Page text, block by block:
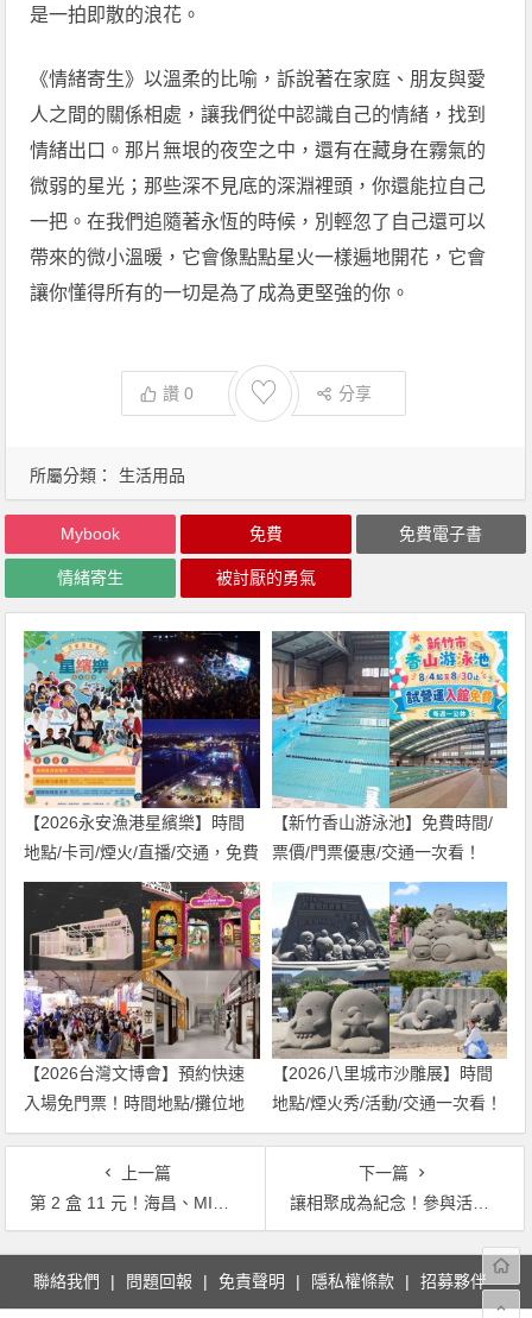
是一拍即散的浪花。
《情緒寄生》以溫柔的比喻，訴說著在家庭、朋友與愛
人之間的關係相處，讓我們從中認識自己的情緒，找到
情緒出口。那片無垠的夜空之中，還有在藏身在霧氣的
微弱的星光；那些深不見底的深淵裡頭，你還能拉自己
一把。在我們追隨著永恆的時候，別輕忽了自己還可以
帶來的微小溫暖，它會像點點星火一樣遍地開花，它會
讓你懂得所有的一切是為了成為更堅強的你。
讚0 ♡ 分享
所屬分類： 生活用品
Mybook 免費 免費電子書
情緒寄生 被討厭的勇氣
【2026永安漁港星繽樂】時間
地點/卡司/煙火/直播/交通，免費
入場！
【新竹香山游泳池】免費時間/
票價/門票優惠/交通一次看！
【2026台灣文博會】預約快速
入場免門票！時間地點/攤位地
圖/品牌整理
【2026八里城市沙雕展】時間
地點/煙火秀/活動/交通一次看！
上一篇
第 2 盒 11 元！海昌、MIMA、睛靚隱形眼鏡兩週限時特賣！
下一篇
讓相聚成為紀念！參與活動拿Woosa 限量托特包！
文
聯絡我們 問題回報 免責聲明 隱私權條款 招募夥伴